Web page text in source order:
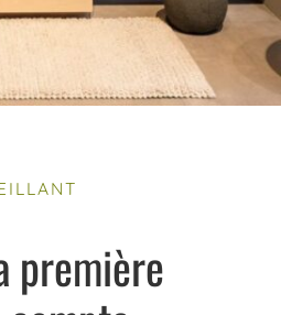
première